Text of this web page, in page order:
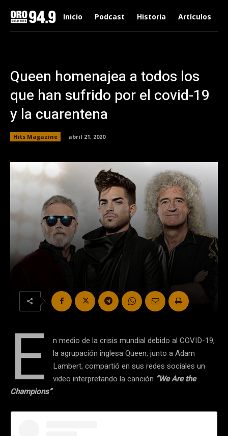
Inicio Podcast Historia Artículos
Queen homenajea a todos los
que han sufrido por el covid-19
y la cuarentena
Hits Magazine abril 21, 2020
E
n medio de la crisis mundial debido al COVID-19,
la agrupación inglesa Queen, junto a Adam
Lambert, compartió en sus redes sociales un
video interpretando la canción “We Are the
Champions”.